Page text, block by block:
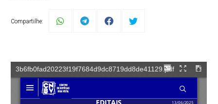
Compartilhe: